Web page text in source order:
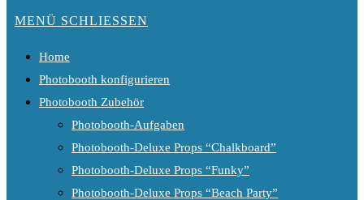
MENÜ SCHLIESSEN
Home
Photobooth konfigurieren
Photobooth Zubehör
Photobooth-Aufgaben
Photobooth-Deluxe Props “Chalkboard”
Photobooth-Deluxe Props “Funky”
Photobooth-Deluxe Props “Beach Party”